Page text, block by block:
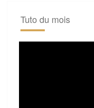
Tuto du mois